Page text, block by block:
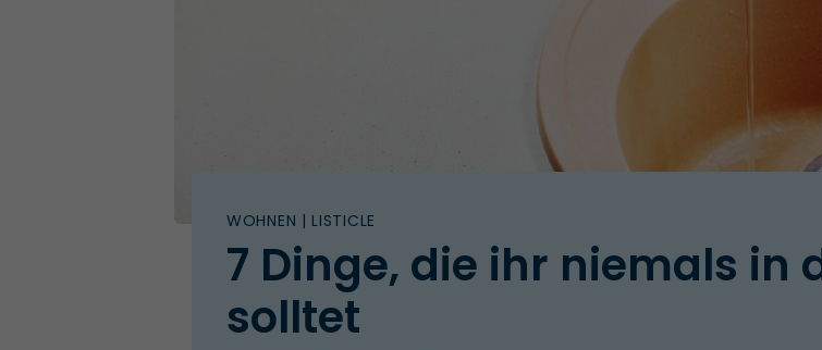
WOHNEN | LISTICLE
7 Dinge, die ihr niemals in
solltet